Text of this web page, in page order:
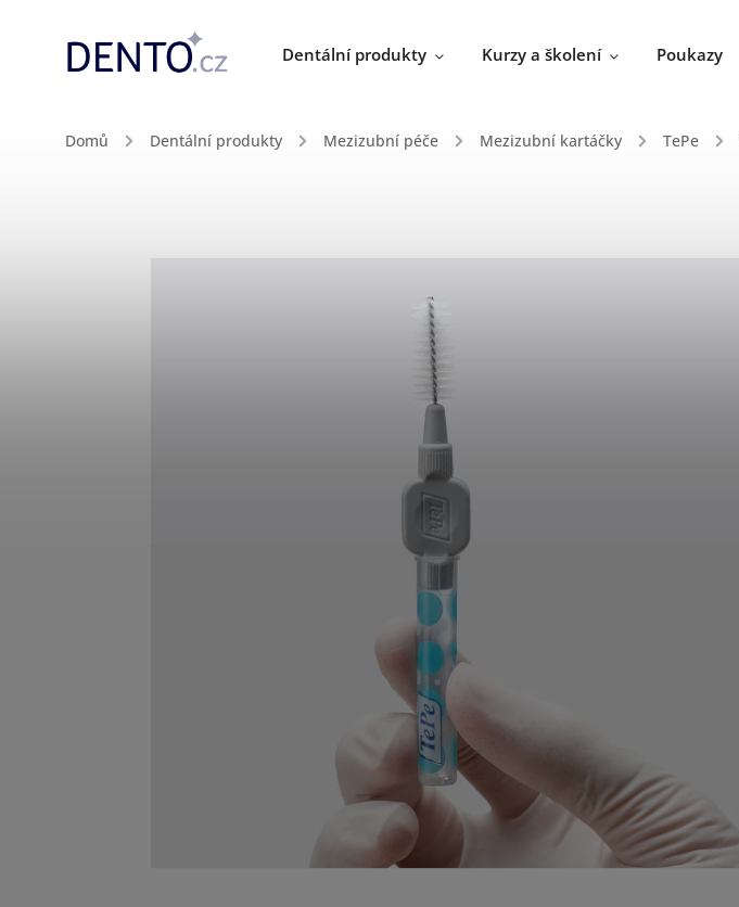
Dentální produkty Kurzy a školení Poukazy
Domů / Dentální produkty / Mezizubní péče / Mezizubní kartáčky / TePe /